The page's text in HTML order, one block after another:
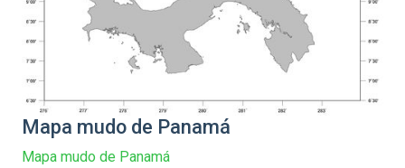
Mapa mudo de Panamá
Mapa mudo de Panamá